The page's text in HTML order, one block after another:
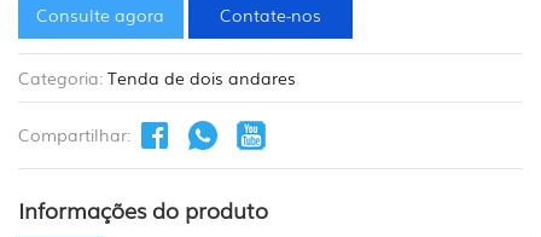
Consulte agora Contate-nos
Categoria: Tenda de dois andares
Compartilhar:
Informações do produto